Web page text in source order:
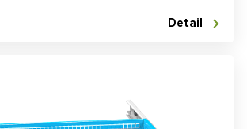
Detail